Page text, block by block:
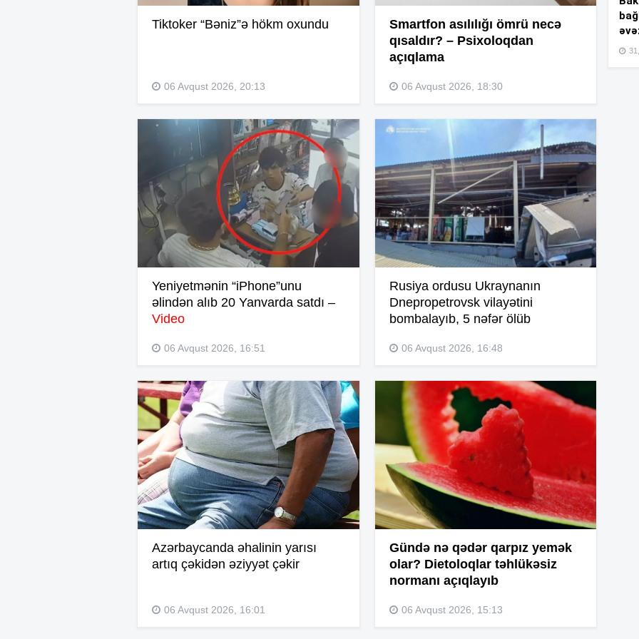
Tiktoker “Bəniz”ə hökm oxundu
06 Avqust 2026, 20:13
Smartfon asılılığı ömrü necə
qısaldır? – Psixoloqdan
açıqlama
06 Avqust 2026, 18:30
Yeniyetmənin “iPhone”unu
əlindən alıb 20 Yanvarda satdı –
Video
06 Avqust 2026, 16:51
Rusiya ordusu Ukraynanın
Dnepropetrovsk vilayətini
bombalayıb, 5 nəfər ölüb
06 Avqust 2026, 16:48
Azərbaycanda əhalinin yarısı
artıq çəkidən əziyyət çəkir
06 Avqust 2026, 16:01
Gündə nə qədər qarpız yemək
olar? Dietoloqlar təhlükəsiz
normanı açıqlayıb
06 Avqust 2026, 15:13